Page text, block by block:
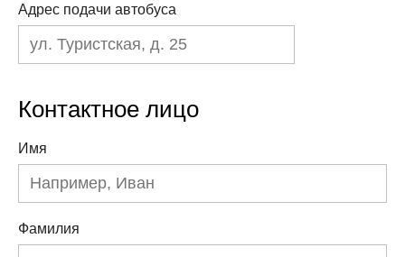
Адрес подачи автобуса
Контактное лицо
Имя
Фамилия